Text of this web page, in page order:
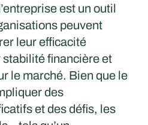
est un outil
peuvent
leur efficacité
financière et
le marché. Bien que le
des
et des défis, les